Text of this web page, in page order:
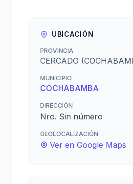
UBICACIÓN
PROVINCIA
CERCADO
MUNICIPIO
COCHABAMBA
DIRECCIÓN
Nro. Sin número
GEOLOCALIZACIÓN
Ver en Google Maps